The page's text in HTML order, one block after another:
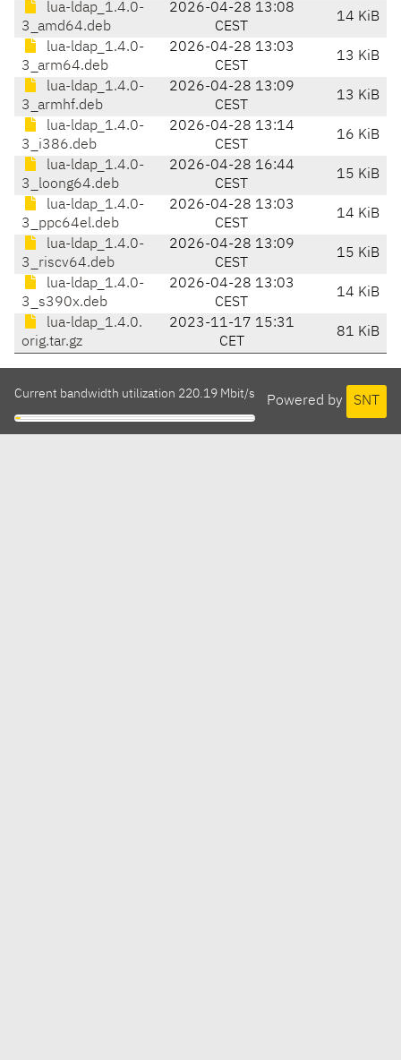
lua-ldap_1.4.0-
3_amd64.deb
2026-04-28 13:08
CEST
14 KiB
lua-ldap_1.4.0-
3_arm64.deb
2026-04-28 13:03
CEST
13 KiB
lua-ldap_1.4.0-
3_armhf.deb
2026-04-28 13:09
CEST
13 KiB
lua-ldap_1.4.0-
3_i386.deb
2026-04-28 13:14
CEST
16 KiB
lua-ldap_1.4.0-
3_loong64.deb
2026-04-28 16:44
CEST
15 KiB
lua-ldap_1.4.0-
3_ppc64el.deb
2026-04-28 13:03
CEST
14 KiB
lua-ldap_1.4.0-
3_riscv64.deb
2026-04-28 13:09
CEST
15 KiB
lua-ldap_1.4.0-
3_s390x.deb
2026-04-28 13:03
CEST
14 KiB
lua-ldap_1.4.0.
orig.tar.gz
2023-11-17 15:31
CET
81 KiB
Powered by SNT
Current bandwidth utilization 220.19 Mbit/s